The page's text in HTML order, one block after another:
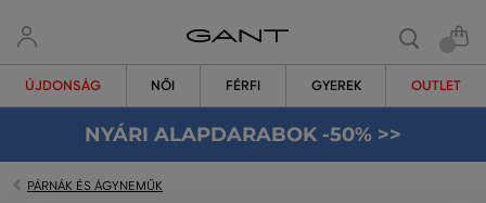
ÚJDONSÁG NŐI FÉRFI GYEREK OUTLET
NYÁRI ALAPDARABOK -50% >>
PÁRNÁK ÉS ÁGYNEMŰK